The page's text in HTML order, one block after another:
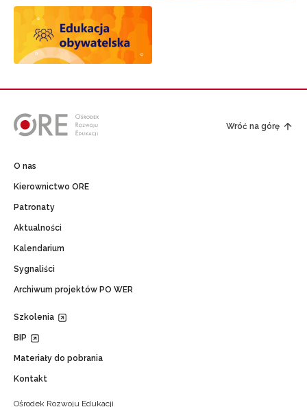
Wróć na górę
O nas
Kierownictwo ORE
Patronaty
Aktualności
Kalendarium
Sygnaliści
Archiwum projektów PO WER
Szkolenia
BIP
Materiały do pobrania
Kontakt
Ośrodek Rozwoju Edukacji